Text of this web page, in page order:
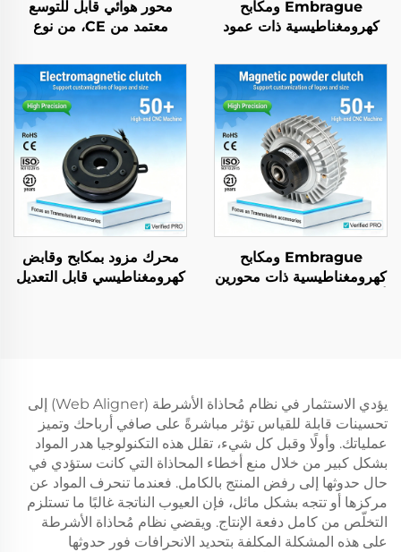
Embrague ومكابح
كهرومغناطيسية ذات عمود
معايير OEM وDIN، جديدة
محور هوائي قابل للتوسع
معتمد من CE، من نوع
الألومنيوم، أسطوانة نسيجية
منخفضة الاحتكاك
Embrague ومكابح
كهرومغناطيسية ذات محورين
محرك مزود بمكابح وقابض
كهرومغناطيسي قابل التعديل
يؤدي الاستثمار في نظام مُحاذاة الأشرطة (Web Aligner) إلى
تحسينات قابلة للقياس تؤثر مباشرةً على صافي أرباحك وتميز
عملياتك. وأولًا وقبل كل شيء، تقلل هذه التكنولوجيا هدر المواد
بشكل كبير من خلال منع أخطاء المحاذاة التي كانت ستؤدي في
حال حدوثها إلى رفض المنتج بالكامل. فعندما تنحرف المواد عن
مركزها أو تتجه بشكل مائل، فإن العيوب الناتجة غالبًا ما تستلزم
التخلّص من كامل دفعة الإنتاج. ويقضي نظام مُحاذاة الأشرطة
على هذه المشكلة المكلفة بتحديد الانحرافات فور حدوثها